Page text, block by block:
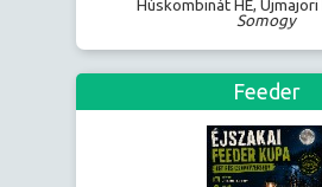
Húskombinát HE,
Somogy
Feeder